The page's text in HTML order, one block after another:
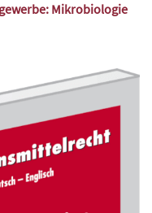
Mikrobiologie